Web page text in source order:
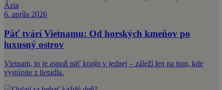
Ázia
6. apríla 2026
Päť tvárí Vietnamu: Od horských kmeňov po
luxusný ostrov
Vietnam, to je aspoň päť krajín v jednej – záleží len na tom, kde
vystúpite z lietadla.